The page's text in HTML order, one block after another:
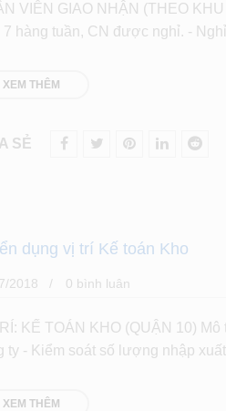
VIÊN GIAO NHẬN (THEO
hàng tuần, CN được nghỉ. -
XEM THÊM
SẺ
dụng vị trí Kế toán Kho
2018 0 bình luân
KẾ TOÁN KHO (QUẬN 10)
ty - Kiểm soát số lượng nhập
XEM THÊM